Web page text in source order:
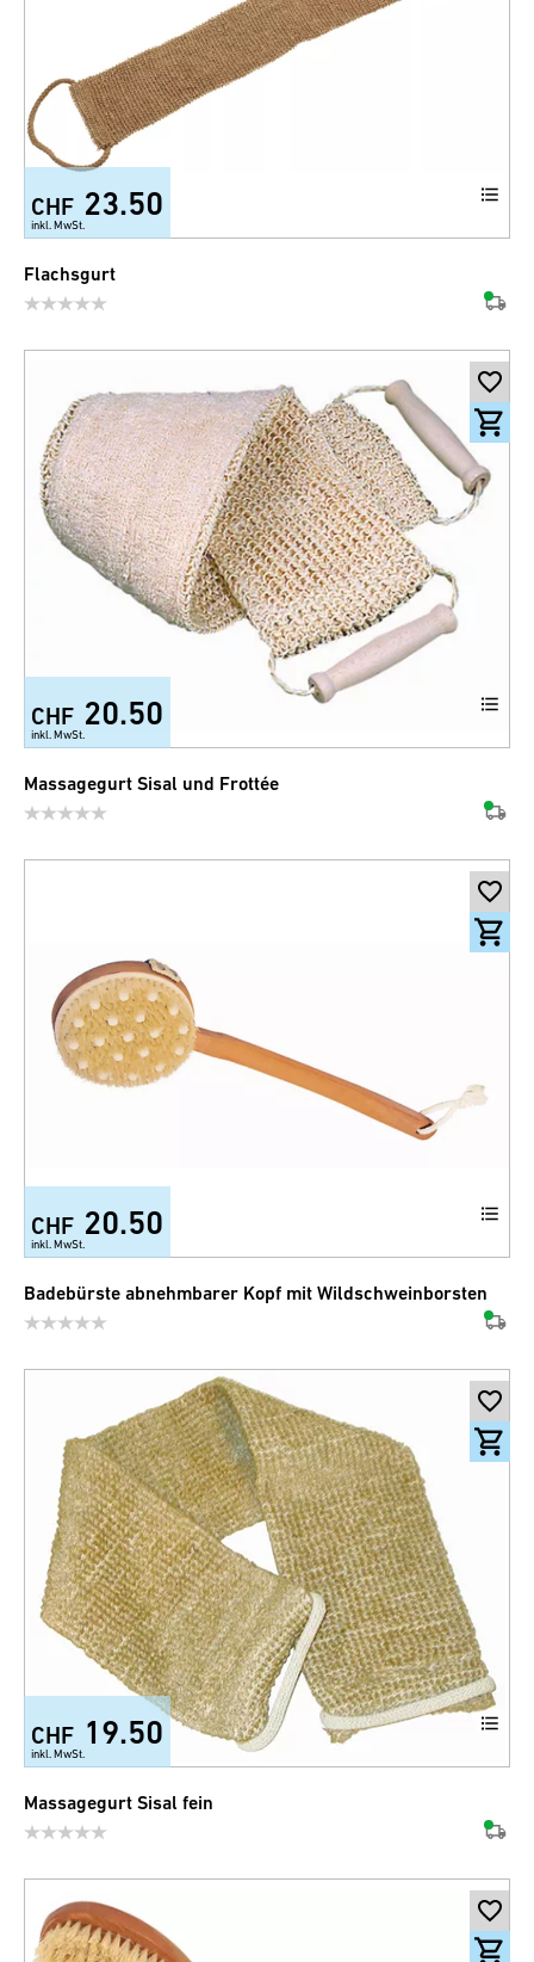
CHF 23.50
inkl. MwSt.
Flachsgurt
CHF 20.50
inkl. MwSt.
Massagegurt Sisal und Frottée
CHF 20.50
inkl. MwSt.
Badebürste abnehmbarer Kopf mit Wildschweinborsten
CHF 19.50
inkl. MwSt.
Massagegurt Sisal fein